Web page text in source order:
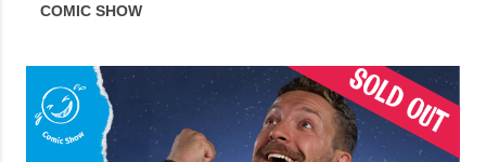
COMIC SHOW